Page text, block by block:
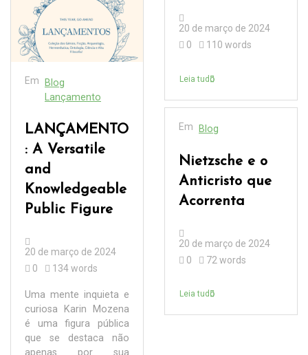
Em
Blog
Lançamento
LANÇAMENTO
: A Versatile
and
Knowledgeable
Public Figure
20 de março de 2024
0
134 words
Uma mente inquieta e
curiosa Karin Mozena
é uma figura pública
que se destaca não
apenas por sua
20 de março de 2024
0
110 words
Leia tudo
Em Blog
Nietzsche e o
Anticristo que
Acorrenta
20 de março de 2024
0
72 words
Leia tudo